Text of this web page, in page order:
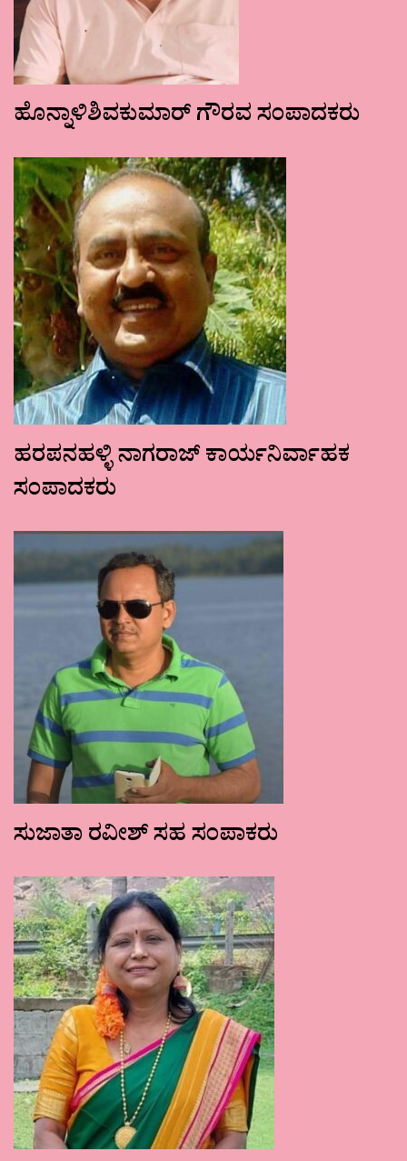
ಹೊನ್ನಾಳಿಶಿವಕುಮಾರ್ ಗೌರವ ಸಂಪಾದಕರು
ಹರಪನಹಳ್ಳಿ ನಾಗರಾಜ್ ಕಾರ್ಯನಿರ್ವಾಹಕ
ಸಂಪಾದಕರು
ಸುಜಾತಾ ರವೀಶ್ ಸಹ ಸಂಪಾಕರು